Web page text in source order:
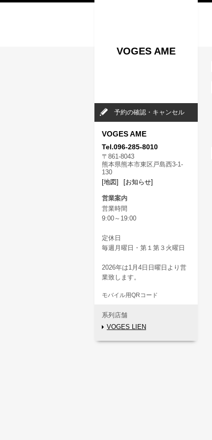
VOGES AME
予約の確認・キャンセル
VOGES AME
Tel.096-285-8010
〒861-8043
熊本県熊本市東区戸島西3-1-
130
[地図]
[お知らせ]
営業案内
営業時間
9:00～19:00
定休日
毎週月曜日・第１第３火曜日
2026年は1月4日日曜日より営
業致します。
モバイル用QRコード
系列店舗
VOGES LIEN